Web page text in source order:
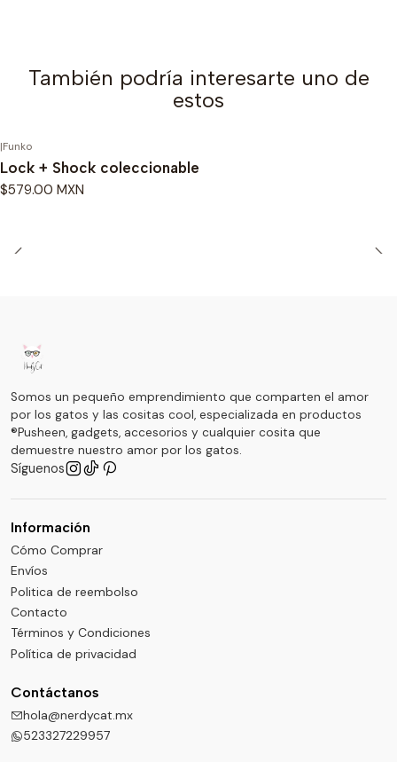
También podría interesarte uno de
estos
|Funko
Lock + Shock coleccionable
$579.00 MXN
Somos un pequeño emprendimiento que comparten el amor
por los gatos y las cositas cool, especializada en productos
®Pusheen, gadgets, accesorios y cualquier cosita que
demuestre nuestro amor por los gatos.
Síguenos
Información
Cómo Comprar
Envíos
Politica de reembolso
Contacto
Términos y Condiciones
Política de privacidad
Contáctanos
hola@nerdycat.mx
523327229957